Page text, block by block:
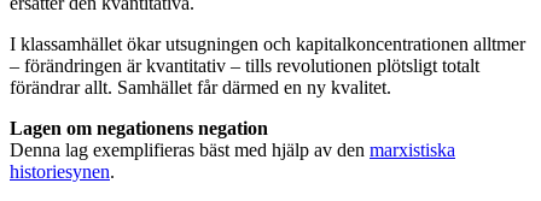
I klassamhället ökar utsugningen och kapitalkoncentrationen alltmer
– förändringen är kvantitativ – tills revolutionen plötsligt totalt
förändrar allt. Samhället får därmed en ny kvalitet.
Lagen om negationens negation
Denna lag exemplifieras bäst med hjälp av den marxistiska
historiesynen.